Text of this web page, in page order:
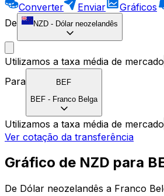
Converter Enviar Gráficos
De
NZD - Dólar neozelandês
Utilizamos a taxa média de mercado
Para
BEF
BEF - Franco Belga
Utilizamos a taxa média de mercado
Ver cotação da transferência
Gráfico de NZD para
De Dólar neozelandês a Franco